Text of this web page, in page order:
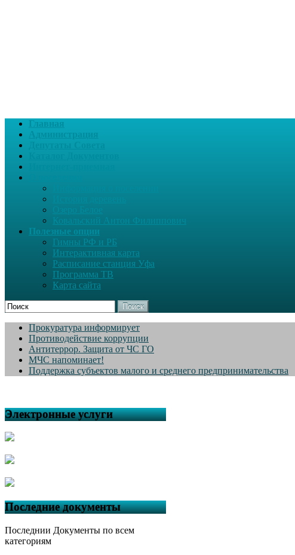
Главная
Администрация
Ковальский Антон Филиппович
Полезные опции
Гимны РФ и РБ
Интерактивная карта
Расписание станция Уфа
Программа ТВ
Карта сайта
Поиск
Прокуратура информирует
Противодействие коррупции
Антитеррор. Защита от ЧС ГО
МЧС напоминает!
Поддержка субъектов малого и среднего предпринимательства
Электронные услуги
Последние документы
Последнии Документы по всем
категориям